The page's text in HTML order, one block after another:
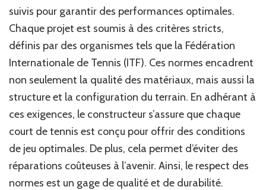
suivis pour garantir des performances optimales.
Chaque projet est soumis à des critères stricts,
définis par des organismes tels que la Fédération
Internationale de Tennis (ITF). Ces normes encadrent
non seulement la qualité des matériaux, mais aussi la
structure et la configuration du terrain. En adhérant à
ces exigences, le constructeur s’assure que chaque
court de tennis est conçu pour offrir des conditions
de jeu optimales. De plus, cela permet d’éviter des
réparations coûteuses à l’avenir. Ainsi, le respect des
normes est un gage de qualité et de durabilité.